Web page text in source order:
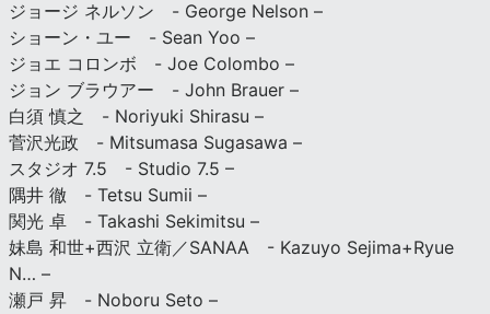
ジョージ ネルソン - George Nelson –
ショーン・ユー - Sean Yoo –
ジョエ コロンボ - Joe Colombo –
ジョン ブラウアー - John Brauer –
白須 慎之 - Noriyuki Shirasu –
菅沢光政 - Mitsumasa Sugasawa –
スタジオ 7.5 - Studio 7.5 –
隅井 徹 - Tetsu Sumii –
関光 卓 - Takashi Sekimitsu –
妹島 和世+西沢 立衛／SANAA - Kazuyo Sejima+Ryue
N… –
瀬戸 昇 - Noboru Seto –